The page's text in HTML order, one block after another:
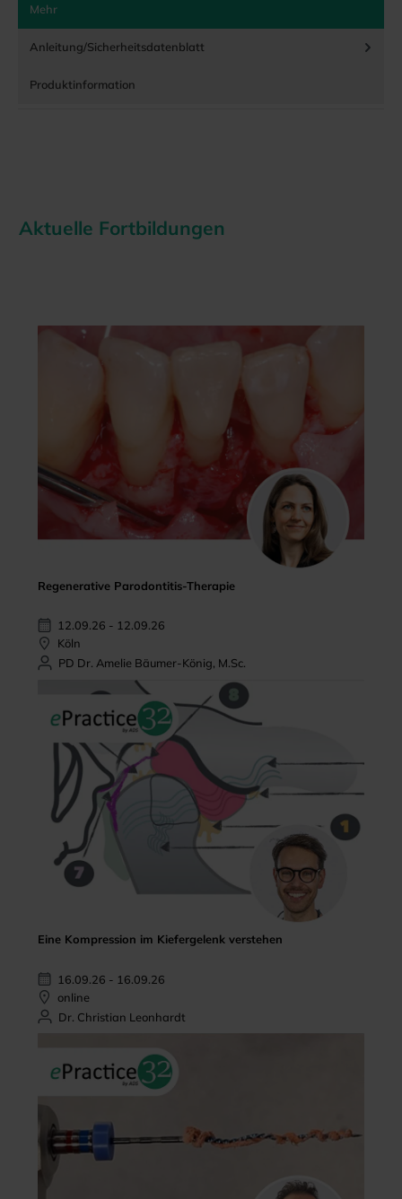
Mehr
Anleitung/Sicherheitsdatenblatt
Produktinformation
Aktuelle Fortbildungen
Regenerative Parodontitis-Therapie
12.09.26 - 12.09.26
Köln
PD Dr. Amelie Bäumer-König, M.Sc.
Eine Kompression im Kiefergelenk verstehen
16.09.26 - 16.09.26
online
Dr. Christian Leonhardt